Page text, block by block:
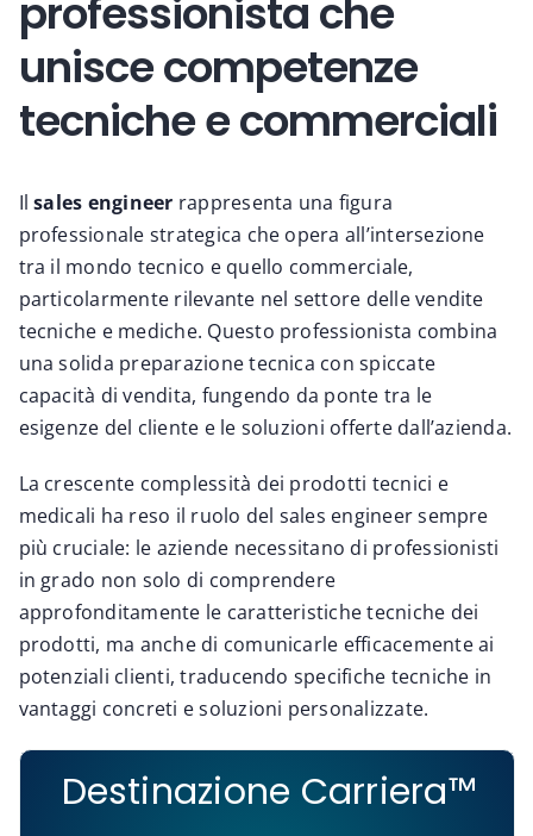
professionista che
unisce competenze
tecniche e commerciali
Ilsales engineer rappresenta una figura
professionale strategica che opera all’intersezione
tra il mondo tecnico e quello commerciale,
particolarmente rilevante nel settore delle vendite
tecniche e mediche. Questo professionista combina
una solida preparazione tecnica con spiccate
capacità di vendita, fungendo da ponte tra le
esigenze del cliente e le soluzioni offerte dall’azienda.
La crescente complessità dei prodotti tecnici e
medicali ha reso il ruolo del sales engineer sempre
più cruciale: le aziende necessitano di professionisti
in grado non solo di comprendere
approfonditamente le caratteristiche tecniche dei
prodotti, ma anche di comunicarle efficacemente ai
potenziali clienti, traducendo specifiche tecniche in
vantaggi concreti e soluzioni personalizzate.
Destinazione Carriera™